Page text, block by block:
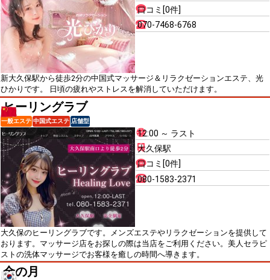
口コミ[0件]
070-7468-6768
新大久保駅から徒歩2分の中国式マッサージ＆リラクゼーションエステ、光
ひかりです。 日頃の疲れやストレスを解消していただけます。
ヒーリングラブ
一般エステ 中国式エステ 店舗型
12:00 ～ ラスト
大久保駅
口コミ[0件]
080-1583-2371
大久保のヒーリングラブです。メンズエステやリラクゼーションを提供して
おります。マッサージ店をお探しの際は当店をご利用ください。美人セラピ
ストの洗体マッサージでお客様を癒しの時間へ導きます。
金の月